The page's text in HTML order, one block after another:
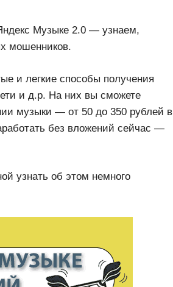
Музыке 2.0 — узнаем,
мошенников.
и легкие способы получения
и д.р. На них вы сможете
музыки — от 50 до 350 рублей в
без вложений сейчас —
узнать об этом немного